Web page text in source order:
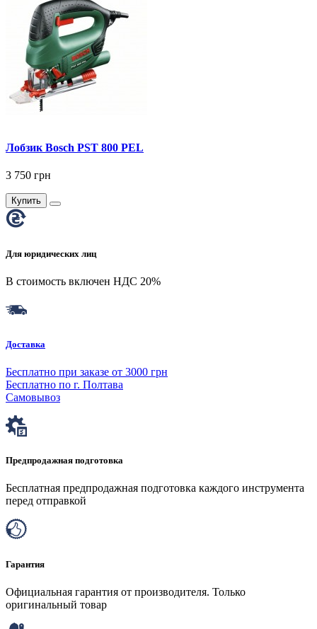
Лобзик Bosch PST 800 PEL
3 750 грн
Купить
Для юридических лиц
В стоимость включен НДС 20%
Доставка
Бесплатно при заказе от 3000 грн
Бесплатно по г. Полтава
Самовывоз
Предпродажная подготовка
Бесплатная предпродажная подготовка каждого инструмента
перед отправкой
Гарантия
Официальная гарантия от производителя. Только
оригинальный товар